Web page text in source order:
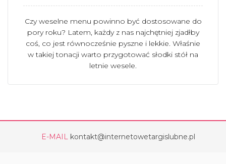
Czy weselne menu powinno być dostosowane do
pory roku? Latem, każdy z nas najchętniej zjadłby
coś, co jest równocześnie pyszne i lekkie. Właśnie
w takiej tonacji warto przygotować słodki stół na
letnie wesele.
E-MAIL kontakt@internetowetargislubne.pl